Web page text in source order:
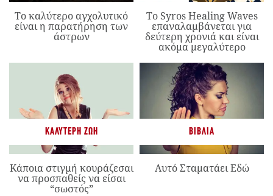
Το καλύτερο αγχολυτικό
είναι η παρατήρηση των
άστρων
Το Syros Healing Waves
επαναλαμβάνεται για
δεύτερη χρονιά και είναι
ακόμα μεγαλύτερο
ΚΑΛΎΤΕΡΗ ΖΩΉ
Κάποια στιγμή κουράζεσαι
να προσπαθείς να είσαι
“σωστός”
ΒΙΒΛΊΑ
Αυτό Σταματάει Εδώ